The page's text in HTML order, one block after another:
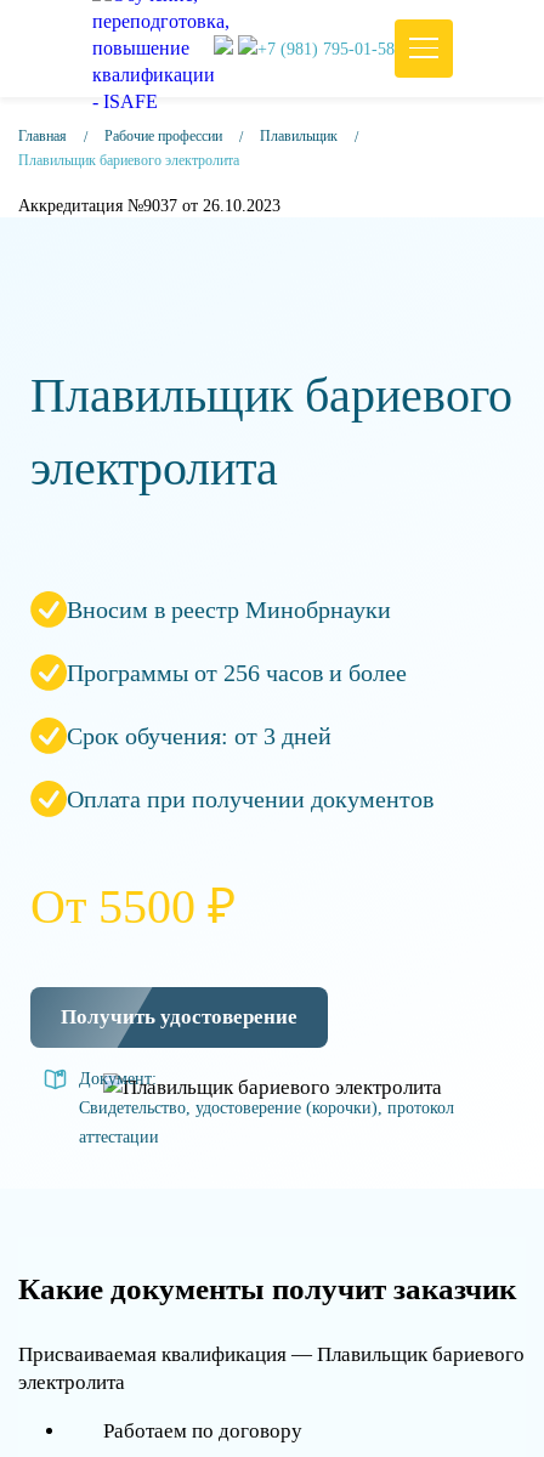
+7 (981) 795-01-58
Главная Рабочие профессии
Плавильщик
Плавильщик бариевого электролита
Аккредитация №9037 от 26.10.2023
Плавильщик бариевого
электролита
Вносим в реестр Минобрнауки
Программы от 256 часов и более
Срок обучения: от 3 дней
Оплата при получении документов
От 5500 ₽
Получить удостоверение
Документ:
Свидетельство, удостоверение (корочки), протокол
аттестации
Какие документы получит заказчик
Присваиваемая квалификация — Плавильщик бариевого
электролита
Работаем по договору